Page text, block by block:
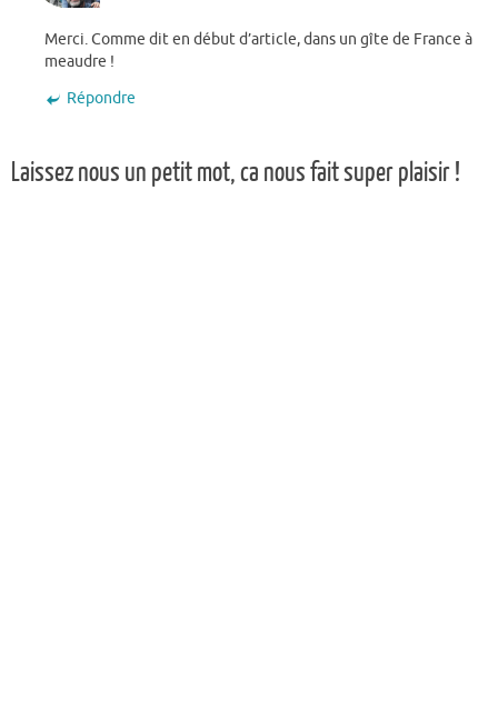
Merci. Comme dit en début d’article, dans un gîte de France à
meaudre !
Répondre
Laissez nous un petit mot, ca nous fait super plaisir !